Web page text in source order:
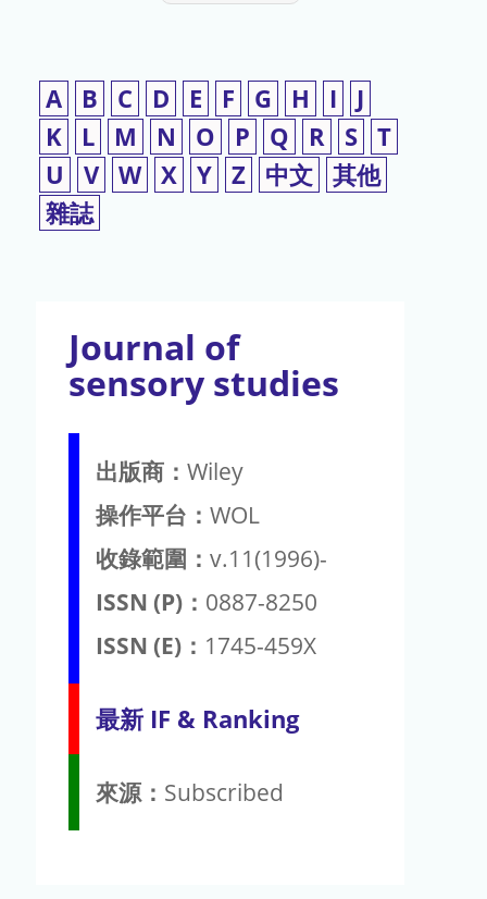
A B C D E F G H I
J
K
L M N O P Q R S T
U
V W X Y Z 中文 其他
雜誌
Journal of
sensory studies
出版商： Wiley
操作平台： WOL
收錄範圍： v.11(1996)-
ISSN (P)： 0887-8250
ISSN (E)： 1745-459X
最新 IF & Ranking
來源： Subscribed